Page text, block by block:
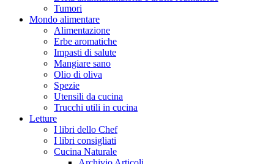
Tumori
Mondo alimentare
Alimentazione
Erbe aromatiche
Impasti di salute
Mangiare sano
Olio di oliva
Spezie
Utensili da cucina
Trucchi utili in cucina
Letture
I libri dello Chef
I libri consigliati
Cucina Naturale